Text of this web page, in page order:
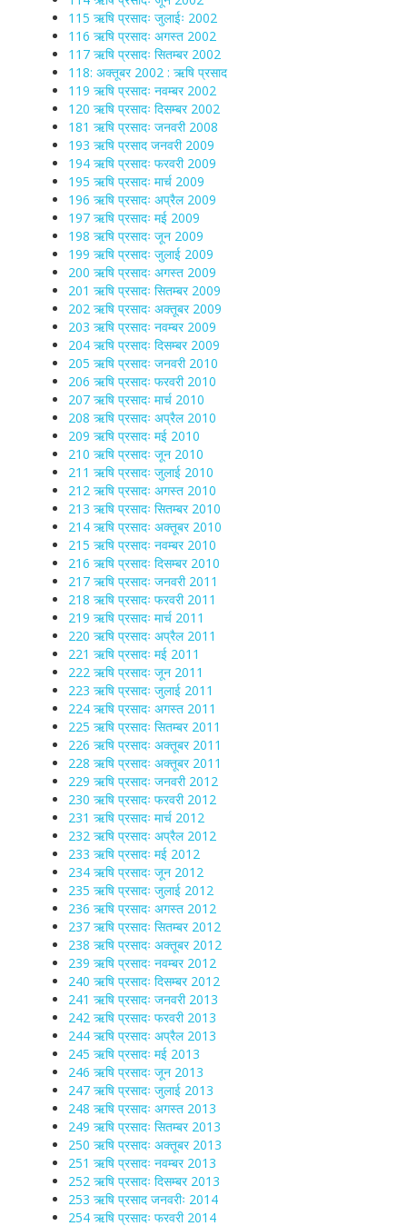
115 ऋषि प्रसादः जुलाईः 2002
116 ऋषि प्रसादः अगस्त 2002
117 ऋषि प्रसादः सितम्बर 2002
118: अक्तूबर 2002 : ऋषि प्रसाद
119 ऋषि प्रसादः नवम्बर 2002
120 ऋषि प्रसादः दिसम्बर 2002
181 ऋषि प्रसादः जनवरी 2008
193 ऋषि प्रसाद जनवरी 2009
194 ऋषि प्रसादः फरवरी 2009
195 ऋषि प्रसादः मार्च 2009
196 ऋषि प्रसादः अप्रैल 2009
197 ऋषि प्रसादः मई 2009
198 ऋषि प्रसादः जून 2009
199 ऋषि प्रसादः जुलाई 2009
200 ऋषि प्रसादः अगस्त 2009
201 ऋषि प्रसादः सितम्बर 2009
202 ऋषि प्रसादः अक्तूबर 2009
203 ऋषि प्रसादः नवम्बर 2009
204 ऋषि प्रसादः दिसम्बर 2009
205 ऋषि प्रसादः जनवरी 2010
206 ऋषि प्रसादः फरवरी 2010
207 ऋषि प्रसादः मार्च 2010
208 ऋषि प्रसादः अप्रैल 2010
209 ऋषि प्रसादः मई 2010
210 ऋषि प्रसादः जून 2010
211 ऋषि प्रसादः जुलाई 2010
212 ऋषि प्रसादः अगस्त 2010
213 ऋषि प्रसादः सितम्बर 2010
214 ऋषि प्रसादः अक्तूबर 2010
215 ऋषि प्रसादः नवम्बर 2010
216 ऋषि प्रसादः दिसम्बर 2010
217 ऋषि प्रसादः जनवरी 2011
218 ऋषि प्रसादः फरवरी 2011
219 ऋषि प्रसादः मार्च 2011
220 ऋषि प्रसादः अप्रैल 2011
221 ऋषि प्रसादः मई 2011
222 ऋषि प्रसादः जून 2011
223 ऋषि प्रसादः जुलाई 2011
224 ऋषि प्रसादः अगस्त 2011
225 ऋषि प्रसादः सितम्बर 2011
226 ऋषि प्रसादः अक्तूबर 2011
228 ऋषि प्रसादः अक्तूबर 2011
229 ऋषि प्रसादः जनवरी 2012
230 ऋषि प्रसादः फरवरी 2012
231 ऋषि प्रसादः मार्च 2012
232 ऋषि प्रसादः अप्रैल 2012
233 ऋषि प्रसादः मई 2012
234 ऋषि प्रसादः जून 2012
235 ऋषि प्रसादः जुलाई 2012
236 ऋषि प्रसादः अगस्त 2012
237 ऋषि प्रसादः सितम्बर 2012
238 ऋषि प्रसादः अक्तूबर 2012
239 ऋषि प्रसादः नवम्बर 2012
240 ऋषि प्रसादः दिसम्बर 2012
241 ऋषि प्रसादः जनवरी 2013
242 ऋषि प्रसादः फरवरी 2013
244 ऋषि प्रसादः अप्रैल 2013
245 ऋषि प्रसादः मई 2013
246 ऋषि प्रसादः जून 2013
247 ऋषि प्रसादः जुलाई 2013
248 ऋषि प्रसादः अगस्त 2013
249 ऋषि प्रसादः सितम्बर 2013
250 ऋषि प्रसादः अक्तूबर 2013
251 ऋषि प्रसादः नवम्बर 2013
252 ऋषि प्रसादः दिसम्बर 2013
253 ऋषि प्रसाद जनवरीः 2014
254 ऋषि प्रसादः फरवरी 2014